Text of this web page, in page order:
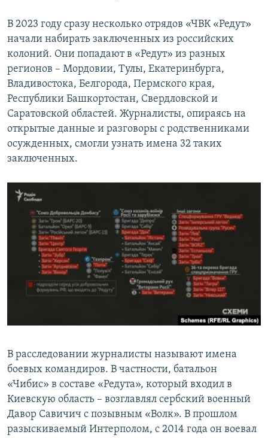
В 2023 году сразу несколько отрядов «ЧВК «Редут»
начали набирать заключенных из российских
колоний. Они попадают в «Редут» из разных
регионов – Мордовии, Тулы, Екатеринбурга,
Владивостока, Белгорода, Пермского края,
Республики Башкортостан, Свердловской и
Саратовской областей. Журналисты, опираясь на
открытые данные и разговоры с родственниками
осужденных, смогли узнать имена 32 таких
заключенных.
В расследовании журналисты называют имена
боевых командиров. В частности, батальон
«Чибис» в составе «Редута», который входил в
Киевскую область – возглавлял сербский военный
Давор Савичич с позывным «Волк». В прошлом
разыскиваемый Интерполом, с 2014 года он воевал